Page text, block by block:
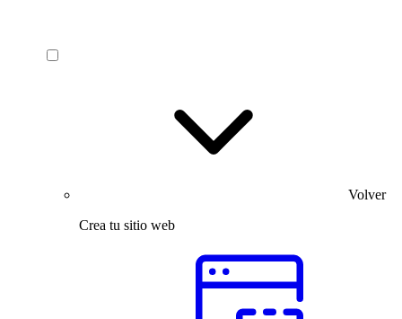
Volver
Crea tu sitio web